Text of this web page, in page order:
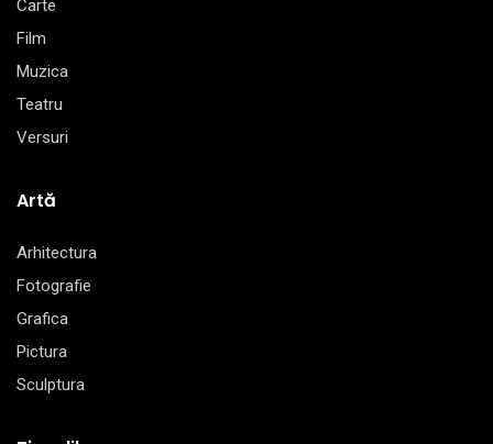
Carte
Film
Muzica
Teatru
Versuri
Artă
Arhitectura
Fotografie
Grafica
Pictura
Sculptura